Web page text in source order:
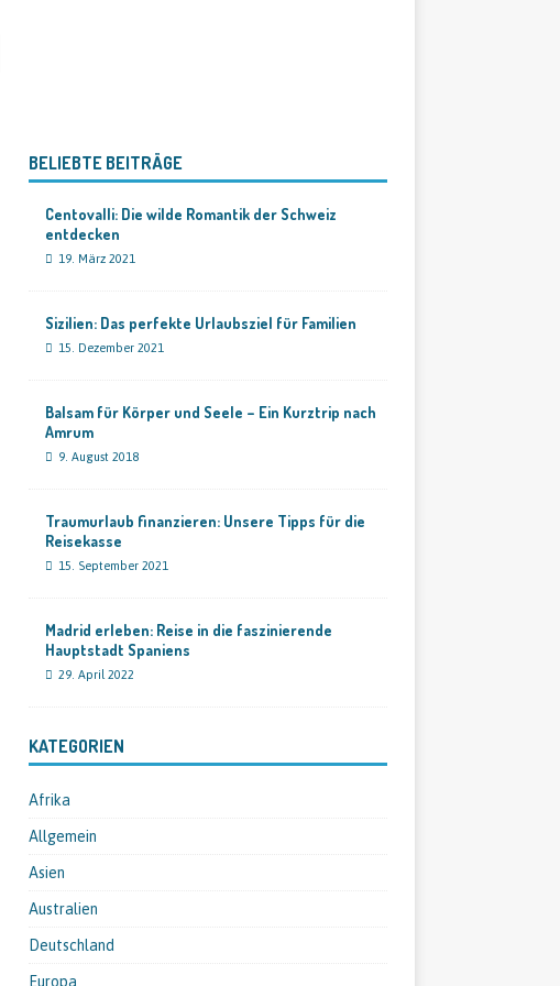
BELIEBTE BEITRÄGE
Centovalli: Die wilde Romantik der Schweiz
entdecken
19. März 2021
Sizilien: Das perfekte Urlaubsziel für Familien
15. Dezember 2021
Balsam für Körper und Seele – Ein Kurztrip nach
Amrum
9. August 2018
Traumurlaub finanzieren: Unsere Tipps für die
Reisekasse
15. September 2021
Madrid erleben: Reise in die faszinierende
Hauptstadt Spaniens
29. April 2022
KATEGORIEN
Afrika
Allgemein
Asien
Australien
Deutschland
Europa